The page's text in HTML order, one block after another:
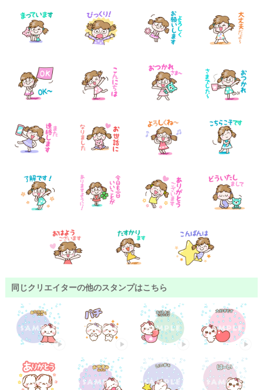
同じクリエイターの他のスタンプはこちら